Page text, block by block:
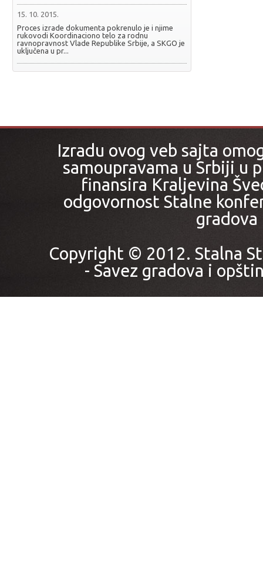
15. 10. 2015.
Proces izrade dokumenta pokrenulo je i njime
rukovodi Koordinaciono telo za rodnu
ravnopravnost Vlade Republike Srbije, a SKGO je
uključena u pr...
Izradu ovog veb sajta
samoupravama u Srbiji u
finansira Kraljevina
odgovornost Stalne
gradova
Copyright © 2012. Stalna
- Savez gradova i